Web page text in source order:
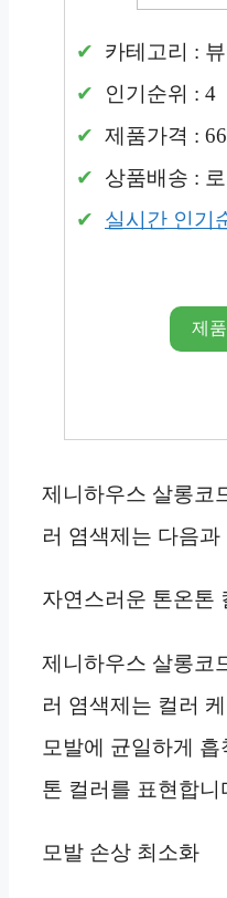
카테고리 : 뷰
인기순위 : 4
제품가격 :
상품배송 :
실시간 인기
제
제니하우스 살롱코
러 염색제는 다음
자연스러운 톤온톤
제니하우스 살롱코
러 염색제는 컬러
모발에 균일하게
톤 컬러를 표현합니
모발 손상 최소화